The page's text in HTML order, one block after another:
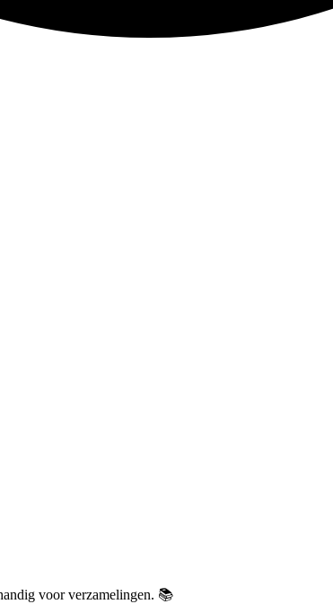
voor verzamelingen. 📚